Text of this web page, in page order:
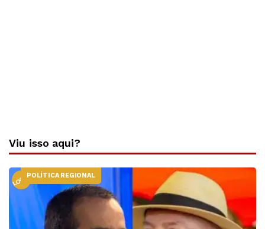
Viu isso aqui?
LOCALPOLÍTICA REGIONAL